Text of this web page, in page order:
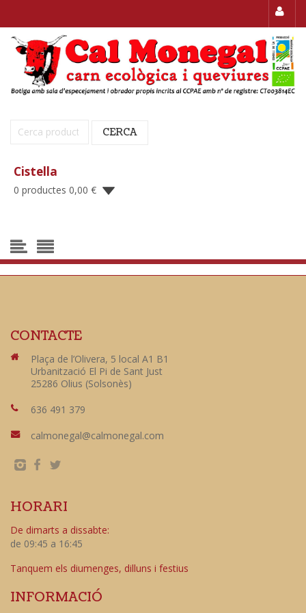
Cerca: CERCA
Cistella
0 productes 0,00 €
CONTACTE
Plaça de l’Olivera, 5 local A1 B1
Urbanització El Pi de Sant Just
25286 Olius (Solsonès)
636 491 379
calmonegal@calmonegal.com
HORARI
De dimarts a dissabte:
de 09:45 a 16:45
Tanquem els diumenges, dilluns i festius
INFORMACIÓ